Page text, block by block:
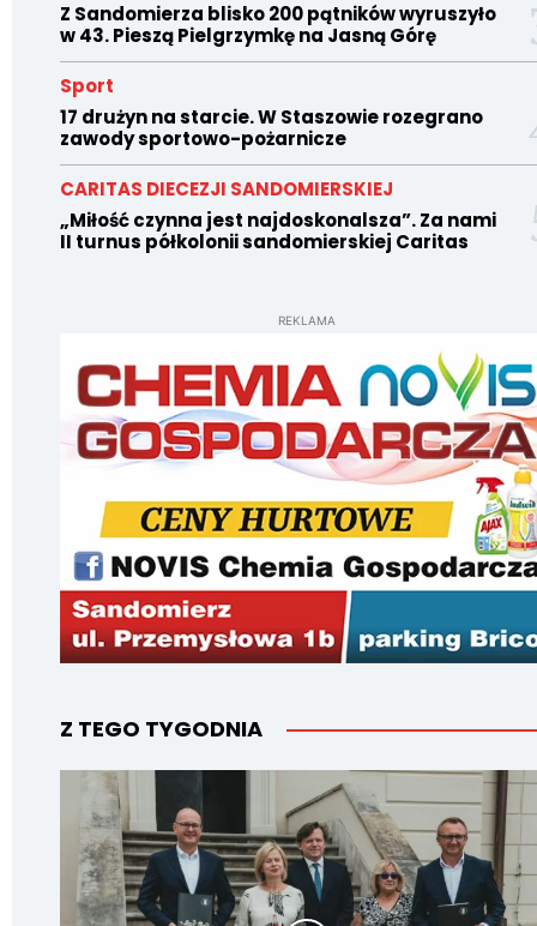
Z Sandomierza blisko 200 pątników wyruszyło
w 43. Pieszą Pielgrzymkę na Jasną Górę
Sport
17 drużyn na starcie. W Staszowie rozegrano
zawody sportowo-pożarnicze
CARITAS DIECEZJI SANDOMIERSKIEJ
„Miłość czynna jest najdoskonalsza”. Za nami
II turnus półkolonii sandomierskiej Caritas
REKLAMA
Z TEGO TYGODNIA